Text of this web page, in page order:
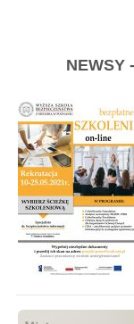
NEWSY